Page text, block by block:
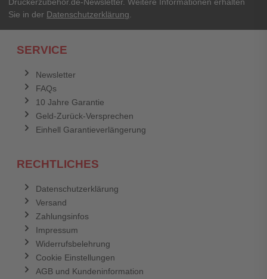
Sie in der Datenschutzerklärung
SERVICE
Newsletter
FAQs
10 Jahre Garantie
Geld-Zurück-Versprechen
Einhell Garantieverlängerung
RECHTLICHES
Datenschutzerklärung
Versand
Zahlungsinfos
Impressum
Widerrufsbelehrung
Cookie Einstellungen
AGB und Kundeninformation